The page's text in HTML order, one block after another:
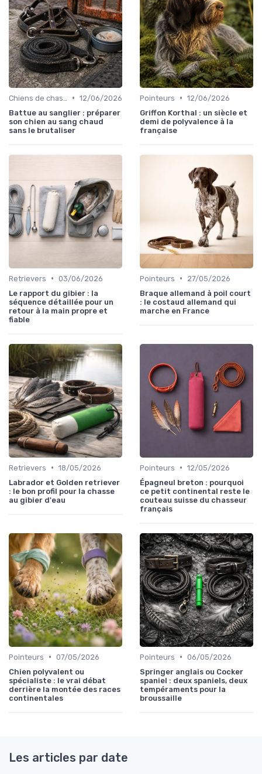
• 12/06/2026
Battue au sanglier : préparer
son chien au sang chaud
sans le brutaliser
Pointeurs • 12/06/2026
Griffon Korthal : un siècle et
demi de polyvalence à la
française
Retrievers • 03/06/2026
Le rapport du gibier : la
séquence détaillée pour un
retour à la main propre et
fiable
Pointeurs •
27/05/2026
Braque allemand à poil court
: le costaud allemand qui
marche en France
Retrievers • 18/05/2026
Labrador et Golden retriever
: le bon profil pour la chasse
au gibier d'eau
Pointeurs • 12/05/2026
Épagneul breton : pourquoi
ce petit continental reste le
couteau suisse du chasseur
français
Pointeurs • 07/05/2026
Chien polyvalent ou
spécialiste : le vrai débat
derrière la montée des races
continentales
Pointeurs • 06/05/2026
Springer anglais ou Cocker
spaniel : deux spaniels, deux
tempéraments pour la
broussaille
Les articles par date